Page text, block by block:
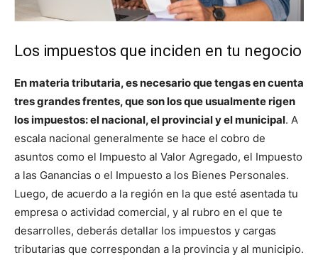
Los impuestos que inciden en tu negocio
En materia tributaria, es necesario que tengas en cuenta
tres grandes frentes, que son los que usualmente rigen
los impuestos: el nacional, el provincial y el municipal. A
escala nacional generalmente se hace el cobro de
asuntos como el Impuesto al Valor Agregado, el Impuesto
a las Ganancias o el Impuesto a los Bienes Personales.
Luego, de acuerdo a la región en la que esté asentada tu
empresa o actividad comercial, y al rubro en el que te
desarrolles, deberás detallar los impuestos y cargas
tributarias que correspondan a la provincia y al municipio.